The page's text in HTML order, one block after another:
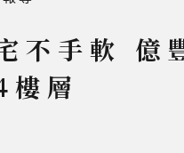
不手軟 億
樓層